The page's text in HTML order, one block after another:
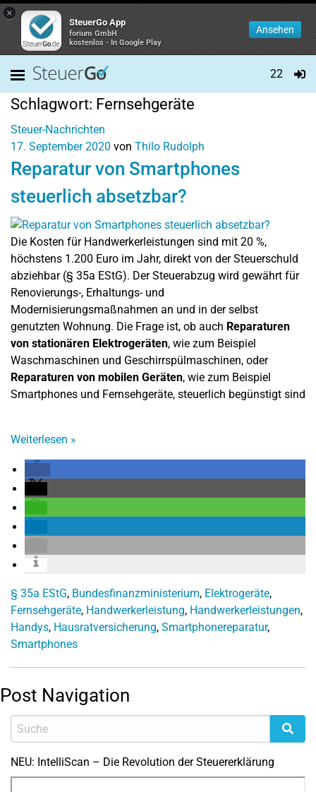
×
SteuerGo App
forium GmbH
kostenlos - In Google Play
Ansehen
22
Schlagwort: Fernsehgeräte
Steuer-Nachrichten
17. September 2020 von Thilo Rudolph
Reparatur von Smartphones
steuerlich absetzbar?
Die Kosten für Handwerkerleistungen sind mit 20 %,
höchstens 1.200 Euro im Jahr, direkt von der Steuerschuld
abziehbar (§ 35a EStG). Der Steuerabzug wird gewährt für
Renovierungs-, Erhaltungs- und
Modernisierungsmaßnahmen an und in der selbst
genutzten Wohnung. Die Frage ist, ob auch Reparaturen
von stationären Elektrogeräten, wie zum Beispiel
Waschmaschinen und Geschirrspülmaschinen, oder
Reparaturen von mobilen Geräten, wie zum Beispiel
Smartphones und Fernsehgeräte, steuerlich begünstigt sind
Weiterlesen »
§ 35a EStG, Bundesfinanzministerium, Elektrogeräte,
Fernsehgeräte, Handwerkerleistung, Handwerkerleistungen,
Handys, Hausratversicherung, Smartphonereparatur,
Smartphones
Post Navigation
NEU: IntelliScan – Die Revolution der Steuererklärung